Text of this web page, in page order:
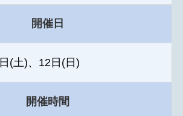
開催日
(土)、12日(日)
開催時間